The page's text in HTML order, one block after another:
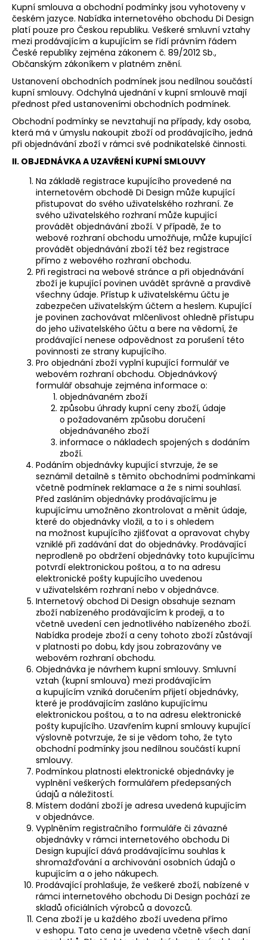
Kupní smlouva a obchodní podmínky jsou vyhotoveny v
českém jazyce. Nabídka internetového obchodu Di Design
platí pouze pro Českou republiku. Veškeré smluvní vztahy
mezi prodávajícím a kupujícím se řídí právním řádem
České republiky zejména zákonem č. 89/2012 Sb.,
Občanským zákoníkem v platném znění.
Ustanovení obchodních podmínek jsou nedílnou součástí
kupní smlouvy. Odchylná ujednání v kupní smlouvě mají
přednost před ustanoveními obchodních podmínek.
Obchodní podmínky se nevztahují na případy, kdy osoba,
která má v úmyslu nakoupit zboží od prodávajícího, jedná
při objednávání zboží v rámci své podnikatelské činnosti.
II. OBJEDNÁVKA A UZAVŘENÍ KUPNÍ SMLOUVY
Na základě registrace kupujícího provedené na
internetovém obchodě Di Design může kupující
přistupovat do svého uživatelského rozhraní. Ze
svého uživatelského rozhraní může kupující
provádět objednávání zboží. V případě, že to
webové rozhraní obchodu umožňuje, může kupující
provádět objednávání zboží též bez registrace
přímo z webového rozhraní obchodu.
Při registraci na webové stránce a při objednávání
zboží je kupující povinen uvádět správně a pravdivě
všechny údaje. Přístup k uživatelskému účtu je
zabezpečen uživatelským účtem a heslem. Kupující
je povinen zachovávat mlčenlivost ohledně přístupu
do jeho uživatelského účtu a bere na vědomí, že
prodávající nenese odpovědnost za porušení této
povinnosti ze strany kupujícího.
Pro objednání zboží vyplní kupující formulář ve
webovém rozhraní obchodu. Objednávkový
formulář obsahuje zejména informace o:
objednávaném zboží
způsobu úhrady kupní ceny zboží, údaje
o požadovaném způsobu doručení
objednávaného zboží
informace o nákladech spojených s dodáním
zboží.
Podáním objednávky kupující stvrzuje, že se
seznámil detailně s těmito obchodními podmínkami
včetně podmínek reklamace a že s nimi souhlasí.
Před zasláním objednávky prodávajícímu je
kupujícímu umožněno zkontrolovat a měnit údaje,
které do objednávky vložil, a to i s ohledem
na možnost kupujícího zjišťovat a opravovat chyby
vzniklé při zadávání dat do objednávky. Prodávající
neprodleně po obdržení objednávky toto kupujícímu
potvrdí elektronickou poštou, a to na adresu
elektronické pošty kupujícího uvedenou
v uživatelském rozhraní nebo v objednávce.
Internetový obchod Di Design obsahuje seznam
zboží nabízeného prodávajícím k prodeji, a to
včetně uvedení cen jednotlivého nabízeného zboží.
Nabídka prodeje zboží a ceny tohoto zboží zůstávají
v platnosti po dobu, kdy jsou zobrazovány ve
webovém rozhraní obchodu.
Objednávka je návrhem kupní smlouvy. Smluvní
vztah (kupní smlouva) mezi prodávajícím
a kupujícím vzniká doručením přijetí objednávky,
které je prodávajícím zasláno kupujícímu
elektronickou poštou, a to na adresu elektronické
pošty kupujícího. Uzavřením kupní smlouvy kupující
výslovně potvrzuje, že si je vědom toho, že tyto
obchodní podmínky jsou nedílnou součástí kupní
smlouvy.
Podmínkou platnosti elektronické objednávky je
vyplnění veškerých formulářem předepsaných
údajů a náležitostí.
Místem dodání zboží je adresa uvedená kupujícím
v objednávce.
Vyplněním registračního formuláře či závazné
objednávky v rámci internetového obchodu Di
Design kupující dává prodávajícímu souhlas k
shromažďování a archivování osobních údajů o
kupujícím a o jeho nákupech.
Prodávající prohlašuje, že veškeré zboží, nabízené v
rámci internetového obchodu Di Design pochází ze
skladů oficiálních výrobců a dovozců.
Cena zboží je u každého zboží uvedena přímo
v eshopu. Tato cena je uvedena včetně všech daní
D
o
p
o
r
u
č
u
j
e
m
e
TRENDY
CROSSBODY
KABELKA